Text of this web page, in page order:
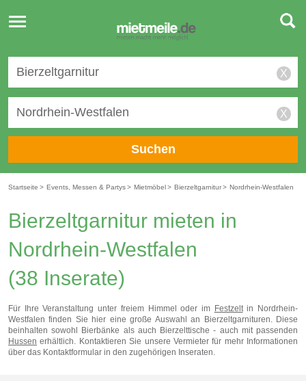
Toggle
navigation
X
X
Suchen
Startseite > Events, Messen & Partys> Mietmöbel> Bierzeltgarnitur> Nordrhein-Westfalen
Bierzeltgarnitur mieten in
Nordrhein-Westfalen
(38 Inserate)
Für Ihre Veranstaltung unter freiem Himmel oder im Festzeltin Nordrhein-
Westfalen finden Sie hier eine große Auswahl an Bierzeltgarnituren. Diese
beinhalten sowohl Bierbänke als auch Bierzelttische - auch mit passenden
Hussen erhältlich. Kontaktieren Sie unsere Vermieter für mehr Informationen
über das Kontaktformular in den zugehörigen Inseraten.